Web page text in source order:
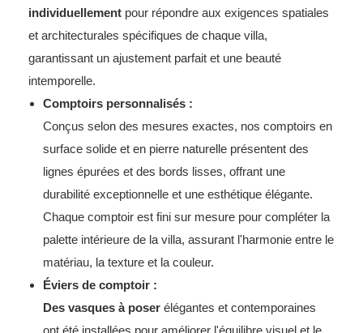
individuellement pour répondre aux exigences spatiales
et architecturales spécifiques de chaque villa,
garantissant un ajustement parfait et une beauté
intemporelle.
Comptoirs personnalisés :
Conçus selon des mesures exactes, nos comptoirs en
surface solide et en pierre naturelle présentent des
lignes épurées et des bords lisses, offrant une
durabilité exceptionnelle et une esthétique élégante.
Chaque comptoir est fini sur mesure pour compléter la
palette intérieure de la villa, assurant l'harmonie entre le
matériau, la texture et la couleur.
Éviers de comptoir :
Des vasques à poser élégantes et contemporaines